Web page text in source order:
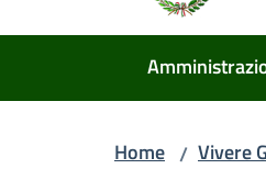
Home / Vivere